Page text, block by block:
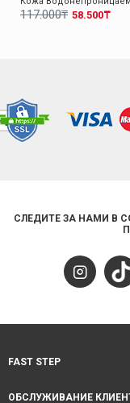
58.500₸
117.000₸
СЛЕДИТЕ ЗА НАМИ В
FAST STEP
ОБСЛУЖИВАНИЕ